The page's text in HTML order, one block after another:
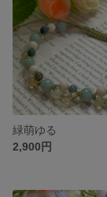
緑萌ゆる
2,900円